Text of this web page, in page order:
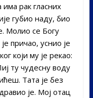
рак гласних
губио наду, био
Молио се Богу
причао, уснио је
који му је рекао:
ту чудесну воду
Тата је без
је. Мој отац